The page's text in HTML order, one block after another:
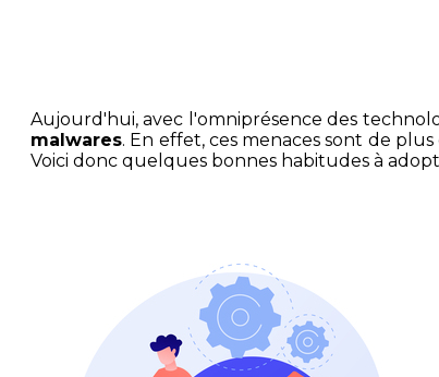
Aujourd'hui, avec l'omniprésence des
malwares. En effet, ces menaces sont de
Voici donc quelques bonnes habitudes à